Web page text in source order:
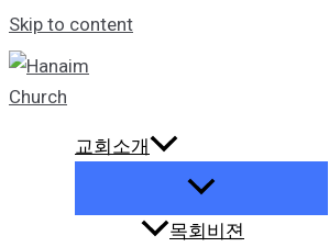
Skip to content
교회소개
목회비젼